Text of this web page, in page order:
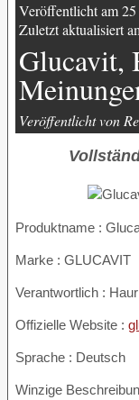
Veröffentlicht am
Zuletzt aktualisiert
Glucavit,
Veröffentlicht von
Produktname :
Marke : GLUCAVIT
Verantwortlich :
Offizielle Website :
Sprache : Deutsch
Winzige